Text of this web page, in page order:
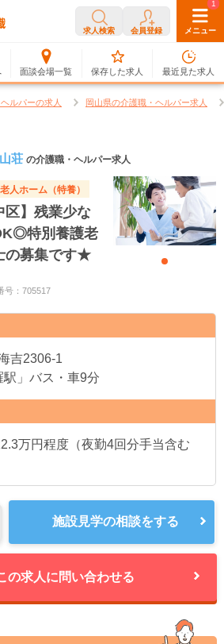
求人検索 会員登録 メニュー
面談会場一覧
0
保存した求人
1
最近見た求人
ルパーの求人 岡山県の介護職・ヘルパー求人
荘 の介護職・ヘルパー求人
人ホーム（特養）
区】残業少な
特別養護老
の募集です★
号：705517
吉2306-1
駅」バス・車9分
万円程度（夜勤4回分手当含む
施設見学の相談をする
の求人に問い合わせる